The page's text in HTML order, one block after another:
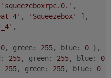
'squeezeboxrpc.0.' ,
, 'Squeezebox'
],
,
0, green: 255, blue: 0 },
255, green: 255, blue: 0
255, green: 255, blue: 0